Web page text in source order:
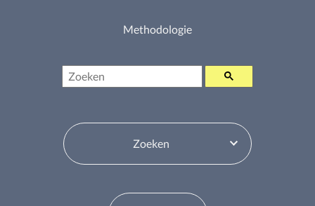
Methodologie
Zoeken
Inhoudsopgavewisselaar